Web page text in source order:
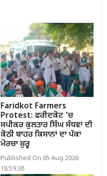
Faridkot Farmers
Protest: ਫਰੀਦਕੋਟ ’ਚ
ਸਪੀਕਰ ਕੁਲਤਾਰ ਸਿੰਘ ਸੰਧਵਾਂ ਦੀ
ਕੋਠੀ ਬਾਹਰ ਕਿਸਾਨਾਂ ਦਾ ਪੱਕਾ
ਮੋਰਚਾ ਸ਼ੁਰੂ
Published On 05 Aug 2026
18:59:38